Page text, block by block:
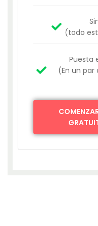
(todo
Puesta
(En un